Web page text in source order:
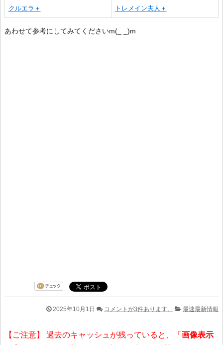
クルエラ＋ トレメイン夫人＋
あわせて参考にしてみてくださいm(_ _)m
2025年10月1日 コメントが3件あります。 最速最新情報
【ご注意】 過去のキャッシュが残っていると、「 画像表示